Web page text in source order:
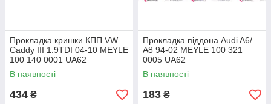
Прокладка кришки КПП VW
Caddy III 1.9TDI 04-10 MEYLE
100 140 0001 UA62
В наявності
434 ₴
Прокладка піддона Audi A6/
A8 94-02 MEYLE 100 321
0005 UA62
В наявності
183 ₴